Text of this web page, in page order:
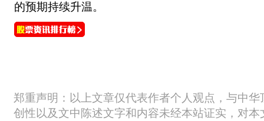
的预期持续升温。